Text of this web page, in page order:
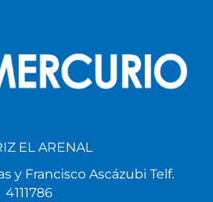
EL ARENAL
y Francisco Ascázubi Telf.
4111786